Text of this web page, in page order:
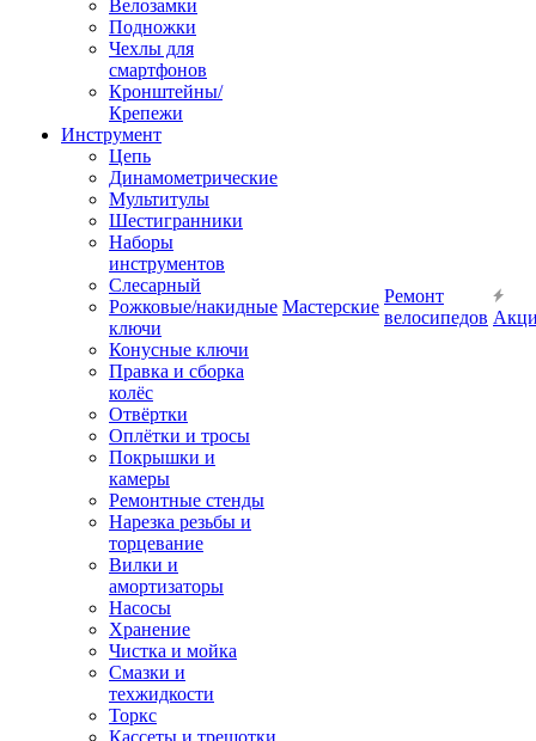
Велозамки
Подножки
Чехлы для
смартфонов
Кронштейны/
Крепежи
Инструмент
Цепь
Динамометрические
Мультитулы
Шестигранники
Наборы
инструментов
Слесарный
Рожковые/накидные
ключи
Конусные ключи
Правка и сборка
колёс
Отвёртки
Оплётки и тросы
Покрышки и
камеры
Ремонтные стенды
Нарезка резьбы и
торцевание
Вилки и
амортизаторы
Насосы
Хранение
Чистка и мойка
Смазки и
техжидкости
Торкс
Кассеты и трещотки
Мастерские
Ремонт
велосипедов